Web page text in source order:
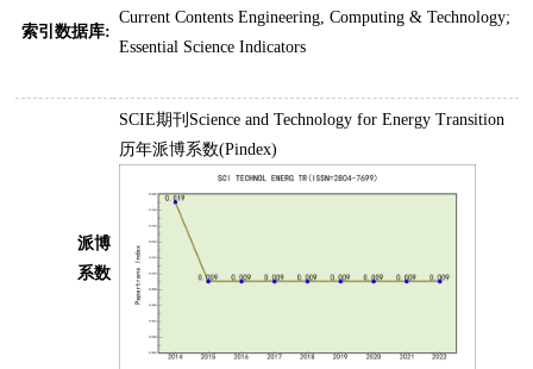
索引数据库:
Current Contents Engineering, Computing & Technology;
Essential Science Indicators
派博
系数
SCIE期刊Science and Technology for Energy Transition
历年派博系数(Pindex)